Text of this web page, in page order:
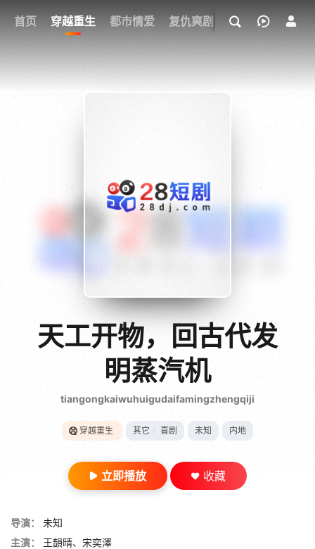
首页 穿越重生 都市情爱 复仇爽剧 玄幻武侠 奇幻
我的观影记录
{if condition="$obj.vod_points
28短剧
天工开物，回古代发
明蒸汽机
tiangongkaiwuhuigudaifamingzhengqiji
穿越重生 其它 喜剧 未知 内地
立即播放 收藏
导演：
未知
主演：
王韻晴、宋奕澤